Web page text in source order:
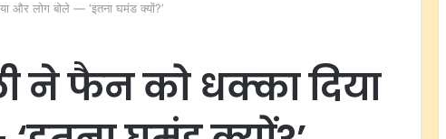
और लोग बोले — ‘इतना घमंड क्यों?’
ने फैन को धक्का दिया